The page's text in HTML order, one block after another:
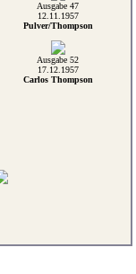
Ausgabe 47
12.11.1957
Pulver/Thompson
Ausgabe 52
17.12.1957
Carlos Thompson